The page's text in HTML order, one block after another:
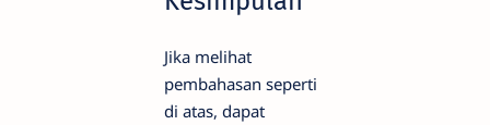
Jika melihat
pembahasan seperti
di atas, dapat